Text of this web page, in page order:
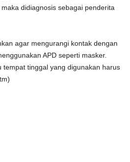
didiagnosis sebagai penderita
agar mengurangi kontak dengan
APD seperti masker.
tempat tinggal yang digunakan harus